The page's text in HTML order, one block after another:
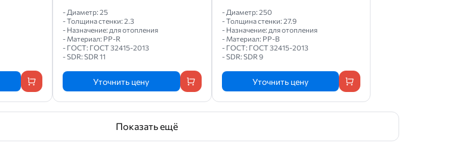
- Диаметр: 25
- Толщина стенки: 2.3
- Назначение: для отопления
- Материал: PP-R
- ГОСТ: ГОСТ 32415-2013
- SDR: SDR 11
Уточнить цену
- Диаметр: 250
- Толщина стенки: 27.9
- Назначение: для отопления
- Материал: PP-B
- ГОСТ: ГОСТ 32415-2013
- SDR: SDR 9
Уточнить цену
Показать ещё